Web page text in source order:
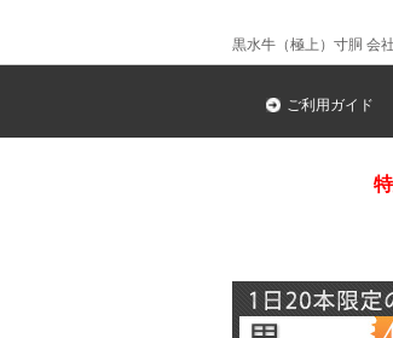
黒水牛（極上）寸胴 会
ご利用ガイド